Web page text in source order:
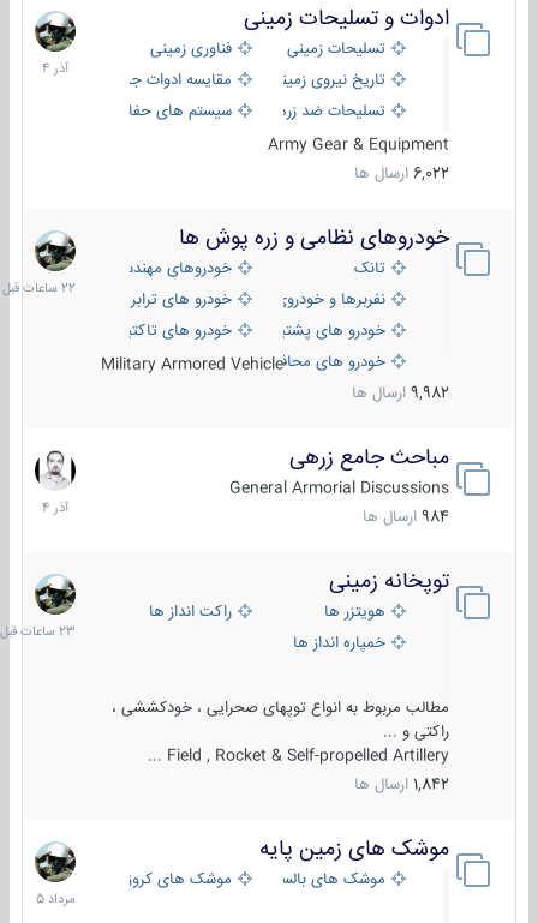
ادوات و تسلیحات زمینی
تسلیحات زمینی
فناوری زمینی
تاریخ نیروی زمینی
مقایسه ادوات جنگی
تسلیحات ضد زره
سیستم های حفاظت فعال
Army Gear & Equipment
6,022 ارسال ها
21
آذر
1404
خودروهای نظامی و زره پوش ها
تانک
خودروهای مهندسی
نفربرها و خودروی های رزمی پیاده نظام
خودرو های ترابری نظامی
خودرو های پشتیبانی آتش ، شناسایی و ضد تانک
خودرو های تاکتیکی نظامی
خودرو های محافظت شدهMilitary Armored Vehicle
9,982 ارسال ها
22
ساعات
قبل
مباحث جامع زرهی
General Armorial Discussions
984 ارسال ها
7
آذر
1404
توپخانه زمینی
هویتزر ها
راکت انداز ها
خمپاره انداز ها
مطالب مربوط به انواع توپهای صحرایی ، خودکششی ،
راکتی و ...
Field , Rocket & Self-propelled Artillery ...
1,842 ارسال ها
23
ساعات
قبل
موشک های زمین پایه
موشک های بالستیک موشک های کروز
2
مرداد
1405